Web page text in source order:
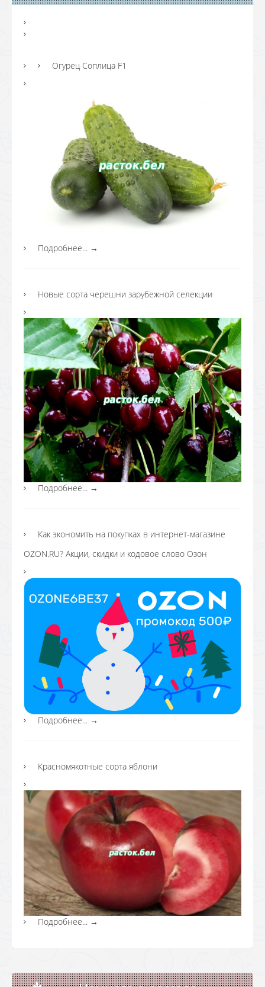
Огурец Соплица F1
Подробнее... →
Новые сорта черешни зарубежной селекции
Подробнее... →
Как экономить на покупках в интернет-магазине
OZON.RU? Акции, скидки и кодовое слово Озон
Подробнее... →
Красномякотные сорта яблони
Подробнее... →